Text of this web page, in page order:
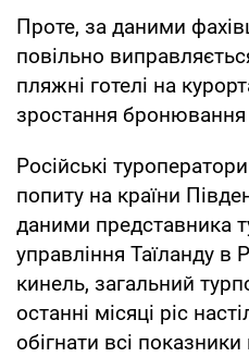
Проте, за даними
повільно
пляжні готелі на
зростання бронювання
Російські
попиту на країни
даними представника
управління Таїланду в
кинель, загальний
останні місяці ріс
обігнати всі